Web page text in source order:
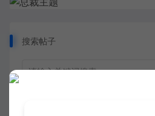
搜索帖子